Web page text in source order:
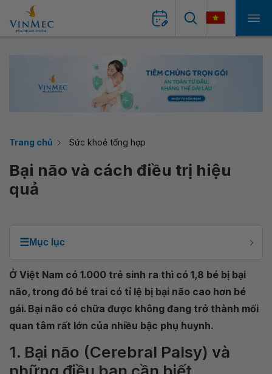
Trang chủ Sức khoẻ tổng hợp
Bại não và cách điều trị hiệu
quả
☰Mục lục
Ở Việt Nam có 1.000 trẻ sinh ra thì có 1,8 bé bị bại
não, trong đó bé trai có tỉ lệ bị bại não cao hơn bé
gái. Bại não có chữa được không đang trở thành mối
quan tâm rất lớn của nhiều bậc phụ huynh.
1. Bại não (Cerebral Palsy) và